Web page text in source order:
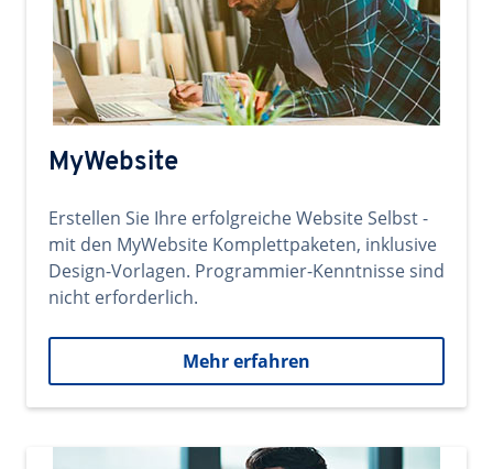
MyWebsite
Erstellen Sie Ihre erfolgreiche Website Selbst -
mit den MyWebsite Komplettpaketen, inklusive
Design-Vorlagen. Programmier-Kenntnisse sind
nicht erforderlich.
Mehr erfahren